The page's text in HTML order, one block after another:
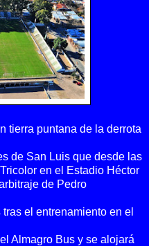
tierra puntana de la derrota
de San Luis que desde las
en el Estadio Héctor
de Pedro
el entrenamiento en el
Almagro Bus y se alojará